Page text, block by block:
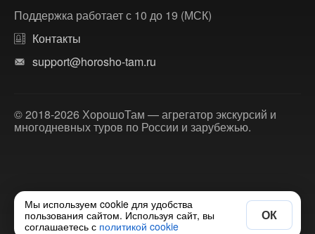
Поддержка работает с 10 до 19 (МСК)
Контакты
support@horosho-tam.ru
© 2018-2026 ХорошоТам — агрегатор экскурсий и
многодневных туров по России и зарубежью.
Мы используем cookie для удобства
пользования сайтом. Используя сайт, вы
соглашаетесь с политикой cookie
ОК